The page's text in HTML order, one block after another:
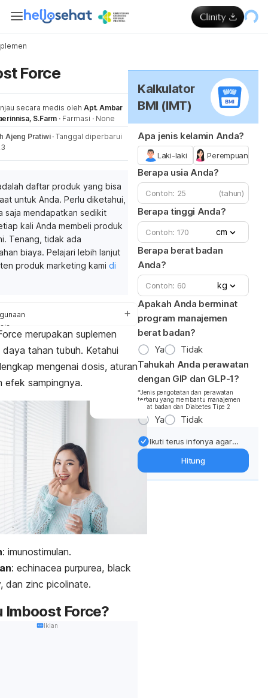
Force
secara medis oleh Apt. Ambar
S.Farm · Farmasi · None
Ajeng Pratiwi · Tanggal diperbarui
daftar produk yang bisa
untuk Anda. Perlu diketahui,
saja mendapatkan sedikit
kali Anda membeli produk
Tenang, tidak ada
biaya. Pelajari lebih lanjut
produk marketing kami di
samping
dan perhatian
pada ibu hamil dan menyusui
obat
merupakan suplemen
daya tahan tubuh. Ketahui
mengenai dosis, aturan
efek sampingnya.
: imunostimulan.
: echinacea purpurea, black
dan zinc picolinate.
Imboost Force?
Iklan
Kalkulator
BMI (IMT)
Apa jenis kelamin Anda?
Laki-laki Perempuan
Berapa usia Anda?
(tahun)
Berapa tinggi Anda?
cm
Berapa berat badan
Anda?
kg
Apakah Anda berminat
program manajemen
berat badan?
Ya
Tidak
Tahukah Anda perawatan
dengan GIP dan GLP-1?
*Jenis pengobatan dan perawatan
terbaru yang membantu manajemen
berat badan dan Diabetes Tipe 2
Ya Tidak
Ikuti terus infonya agar
Dapatkan update dari
Hitung